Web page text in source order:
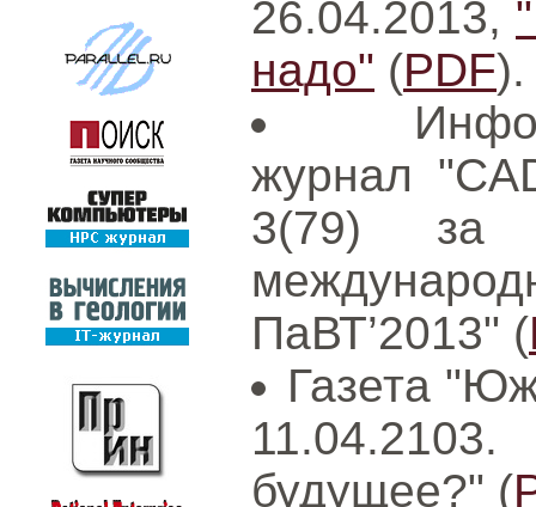
26.04.2013,
надо" (PDF).
журнал
3(79) за
ПаВТ’2013" (
Газета
будущее?" (